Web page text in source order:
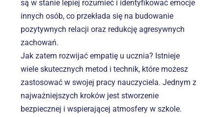
są w stanie lepiej rozumieć i identyfikować emocje
innych osób, co przekłada się na budowanie
pozytywnych relacji oraz redukcję agresywnych
zachowań.
Jak zatem rozwijać empatię u ucznia? Istnieje
wiele skutecznych metod i technik, które możesz
zastosować w swojej pracy nauczyciela. Jednym z
najważniejszych kroków jest stworzenie
bezpiecznej i wspierającej atmosfery w szkole.